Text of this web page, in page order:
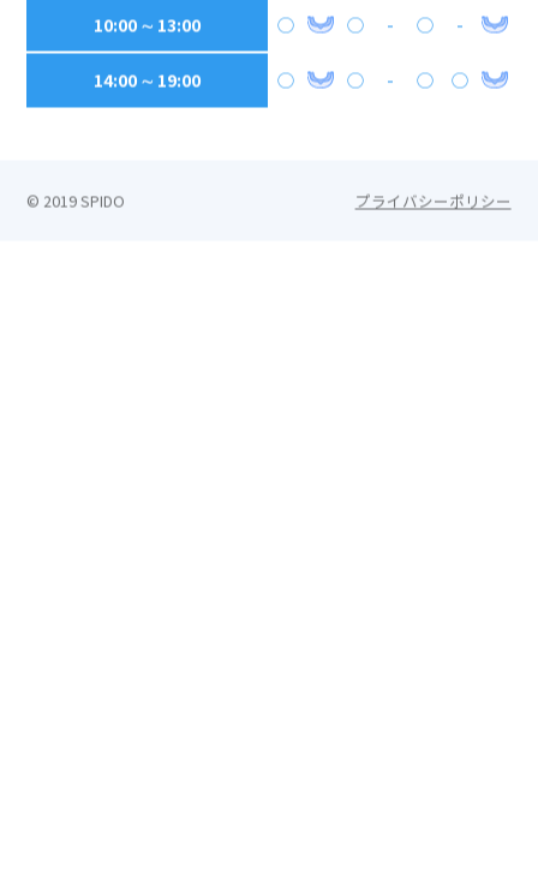
10:00 ∼ 13:00
14:00 ∼ 19:00
◯ ◯ ◯
◯ ◯ ◯ ◯
© 2019 SPIDO プライバシーポリシー